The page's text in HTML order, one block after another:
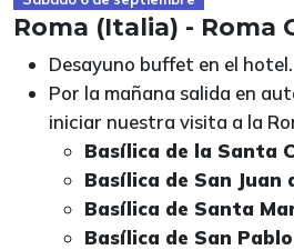
Roma (Italia) - Roma
Desayuno buffet en el hotel.
Por la mañana salida en
iniciar nuestra visita a la
Basílica de la Santa
Basílica de San Juan
Basílica de Santa
Basílica de San